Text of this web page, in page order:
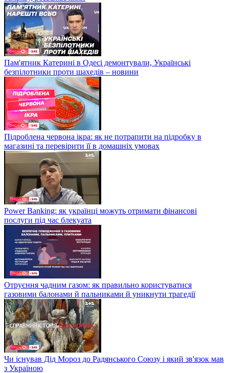
Пам'ятник Катерині в Одесі демонтували, Українські
безпілотники проти шахедів – новини
Підроблена червона ікра: як не потрапити на підробку в
магазині та перевірити її в домашніх умовах
Power Banking: як українці можуть отримати фінансові
послуги під час блекуата
Отруєння чадним газом: як правильно користуватися
газовими балонами й пальниками й уникнути трагедії
Чи існував Дід Мороз до Радянського Союзу і який зв'язок мав
з Україною